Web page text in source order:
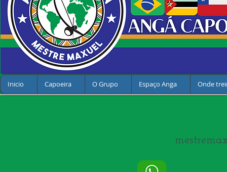
Inicio Capoeira O Grupo Espaço Anga Onde